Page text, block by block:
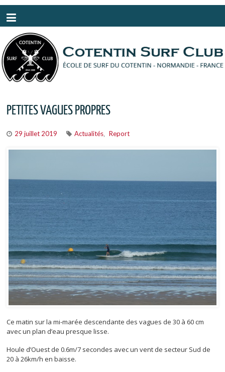
PETITES VAGUES PROPRES
29 juillet 2019 Actualités Report
Ce matin sur la mi-marée descendante des vagues de 30 à 60 cm
avec un plan d’eau presque lisse.
Houle d’Ouest de 0.6m/7 secondes avec un vent de secteur Sud de
20 à 26km/h en baisse.
Panneau de gestion des cookies